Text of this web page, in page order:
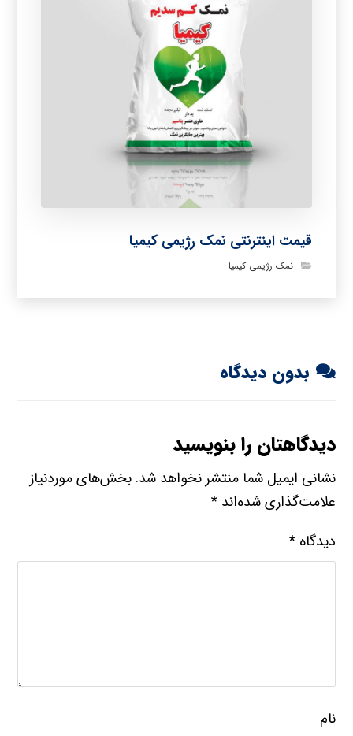
قیمت اینترنتی نمک رژیمی کیمیا
نمک رژیمی کیمیا
بدون دیدگاه
دیدگاهتان را بنویسید
نشانی ایمیل شما منتشر نخواهد شد. بخش‌های موردنیاز
علامت‌گذاری شده‌اند*
دیدگاه*
نام